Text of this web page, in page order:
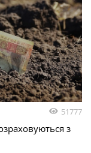
51777
з